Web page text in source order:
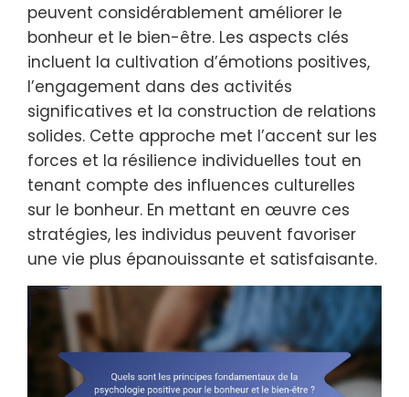
peuvent considérablement améliorer le
bonheur et le bien-être. Les aspects clés
incluent la cultivation d’émotions positives,
l’engagement dans des activités
significatives et la construction de relations
solides. Cette approche met l’accent sur les
forces et la résilience individuelles tout en
tenant compte des influences culturelles
sur le bonheur. En mettant en œuvre ces
stratégies, les individus peuvent favoriser
une vie plus épanouissante et satisfaisante.